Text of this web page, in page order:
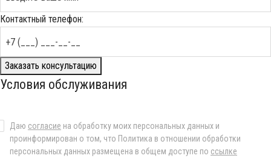
Контактный телефон:
Заказать консультацию
Условия обслуживания
Даю согласие на обработку моих персональных данных и
проинформирован о том, что Политика в отношении обработки
персональных данных размещена в общем доступе по ссылке